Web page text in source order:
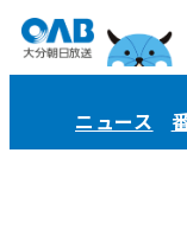
ニュース